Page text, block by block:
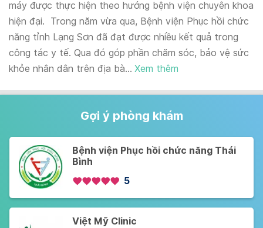
máy được thực hiện theo hướng bệnh viện chuyên khoa
hiện đại. Trong năm vừa qua, Bệnh viện Phục hồi chức
năng tỉnh Lạng Sơn đã đạt được nhiều kết quả trong
công tác y tế. Qua đó góp phần chăm sóc, bảo vệ sức
khỏe nhân dân trên địa bà... Xem thêm
Gợi ý phòng khám
Bệnh viện Phục hồi chức năng Thái
Bình
5
Việt Mỹ Clinic